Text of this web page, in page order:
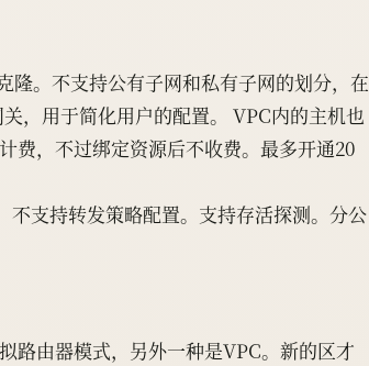
隆。不支持公有子网和私有子网的划分，在
，用于简化用户的配置。 VPC内的主机也
费，不过绑定资源后不收费。最多开通20
不支持转发策略配置。支持存活探测。分公
路由器模式，另外一种是VPC。新的区才